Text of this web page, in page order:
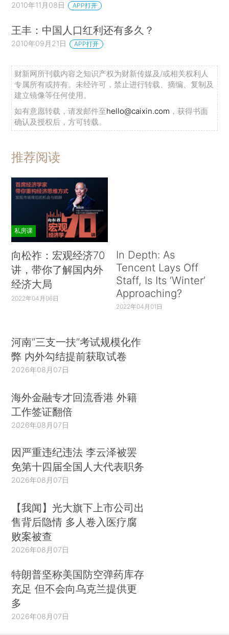
2010年11月08日 APP打开
王丰：中国人口红利还有多久？
2010年09月21日 APP打开
财新网所刊载内容之知识产权为财新传媒及/或相关权利人
专属所有或持有。未经许可，禁止进行转载、摘编、复制及
建立镜像等任何使用。
如有意愿转载，请发邮件至hello@caixin.com ，获得书面
确认及授权后，方可转载。
推荐阅读
私房课
向松祚：宏观经济70
讲，带你了解国内外
经济大局
2022年04月06日
In Depth: As
Tencent Lays Off
Staff, Is Its ‘Winter’
Approaching?
2022年04月01日
河南“三支一扶”考试规模化作
弊 内外勾结提前获取试卷
2026年08月07日
海外金融专才回流香港 外籍
工作签证翻倍
2026年08月07日
因严重违纪违法 李云泽被罢
免第十四届全国人大代表职务
2026年08月07日
【我闻】光大旗下上市公司出
售背后隐情 多人卷入医疗腐
败案被查
2026年08月07日
特朗普坚称美国防空弹药库存
充足 但不会向乌克兰提供更
多
2026年08月07日